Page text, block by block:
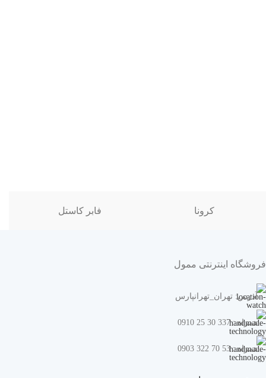
کرونا فابر کاستل
فروشگاه اینترنتی ممول
آدرس: تهران_تهرانپارس
همراه : 337 30 25 0910
همراه : 53 70 322 0903